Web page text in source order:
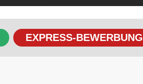
EXPRESS-BEWERBUNG